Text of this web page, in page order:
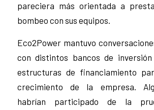
pareciera más orientada a
bombeo con sus equipos.
Eco2Power mantuvo
con distintos bancos de
estructuras de financiamiento
crecimiento de la empresa.
habrían participado de la